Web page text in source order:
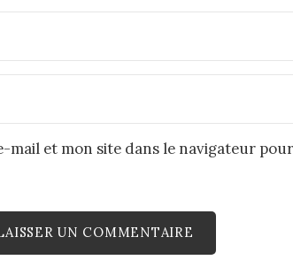
mail et mon site dans le navigateur